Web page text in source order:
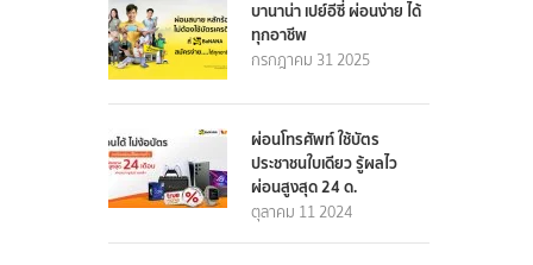
บานาน่า เปย์อีซี่ ผ่อนง่าย ได้
ทุกอาชีพ
กรกฎาคม 31 2025
ผ่อนโทรศัพท์ ใช้บัตร
ประชาชนใบเดียว รู้ผลไว
ผ่อนสูงสุด 24 ด.
ตุลาคม 11 2024